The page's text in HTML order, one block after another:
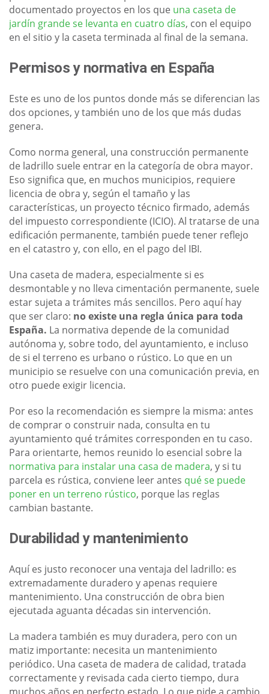
documentado proyectos en los que una caseta de
jardín grande se levanta en cuatro días, con el equipo
en el sitio y la caseta terminada al final de la semana.
Permisos y normativa en España
Este es uno de los puntos donde más se diferencian las
dos opciones, y también uno de los que más dudas
genera.
Como norma general, una construcción permanente
de ladrillo suele entrar en la categoría de obra mayor.
Eso significa que, en muchos municipios, requiere
licencia de obra y, según el tamaño y las
características, un proyecto técnico firmado, además
del impuesto correspondiente (ICIO). Al tratarse de una
edificación permanente, también puede tener reflejo
en el catastro y, con ello, en el pago del IBI.
Una caseta de madera, especialmente si es
desmontable y no lleva cimentación permanente, suele
estar sujeta a trámites más sencillos. Pero aquí hay
que ser claro: no existe una regla única para toda
España. La normativa depende de la comunidad
autónoma y, sobre todo, del ayuntamiento, e incluso
de si el terreno es urbano o rústico. Lo que en un
municipio se resuelve con una comunicación previa, en
otro puede exigir licencia.
Por eso la recomendación es siempre la misma: antes
de comprar o construir nada, consulta en tu
ayuntamiento qué trámites corresponden en tu caso.
Para orientarte, hemos reunido lo esencial sobre la
normativa para instalar una casa de madera, y si tu
parcela es rústica, conviene leer antes qué se puede
poner en un terreno rústico, porque las reglas
cambian bastante.
Durabilidad y mantenimiento
Aquí es justo reconocer una ventaja del ladrillo: es
extremadamente duradero y apenas requiere
mantenimiento. Una construcción de obra bien
ejecutada aguanta décadas sin intervención.
La madera también es muy duradera, pero con un
matiz importante: necesita un mantenimiento
periódico. Una caseta de madera de calidad, tratada
correctamente y revisada cada cierto tiempo, dura